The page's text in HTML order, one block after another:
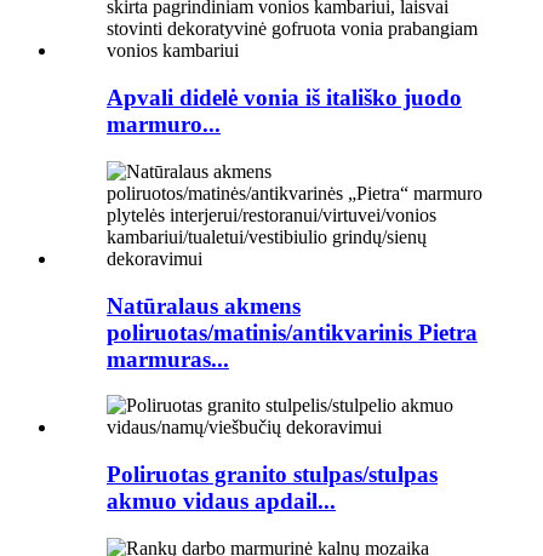
Apvali didelė vonia iš itališko juodo
marmuro...
Natūralaus akmens
poliruotas/matinis/antikvarinis Pietra
marmuras...
Poliruotas granito stulpas/stulpas
akmuo vidaus apdail...